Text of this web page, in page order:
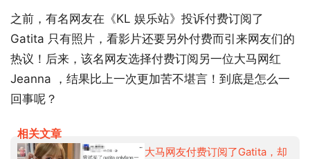
之前，有名网友在《KL 娱乐站》投诉付费订阅了
Gatita 只有照片，看影片还要另外付费而引来网友们的
热议！后来，该名网友选择付费订阅另一位大马网红
Jeanna ，结果比上一次更加苦不堪言！到底是怎么一
回事呢？
相关文章
大马网友付费订阅了Gatita，却